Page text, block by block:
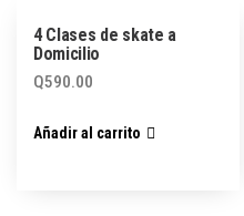
4 Clases de skate a
Domicilio
Q590.00
Añadir al carrito